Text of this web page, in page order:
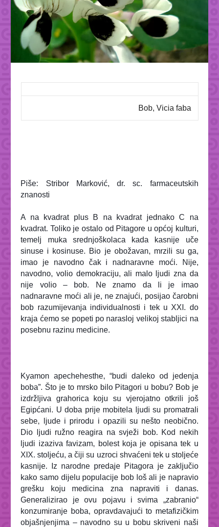
Bob, Vicia faba
Piše: Stribor Marković, dr. sc. farmaceutskih
znanosti
A na kvadrat plus B na kvadrat jednako C na
kvadrat. Toliko je ostalo od Pitagore u općoj kulturi,
temelj muka srednjoškolaca kada kasnije uče
sinuse i kosinuse. Bio je obožavan, mrzili su ga,
imao je navodno čak i nadnaravne moći. Nije,
navodno, volio demokraciju, ali malo ljudi zna da
nije volio – bob. Ne znamo da li je imao
nadnaravne moći ali je, ne znajući, posijao čarobni
bob razumijevanja individualnosti i tek u XXI. do
kraja ćemo se popeti po narasloj velikoj stabljici na
posebnu razinu medicine.
Kyamon apechehesthe, “budi daleko od jedenja
boba”. Što je to mrsko bilo Pitagori u bobu? Bob je
izdržljiva grahorica koju su vjerojatno otkrili još
Egipćani. U doba prije mobitela ljudi su promatrali
sebe, ljude i prirodu i opazili su nešto neobično.
Dio ljudi ružno reagira na svježi bob. Kod nekih
ljudi izazivafavizam, bolest koja je opisana tek u
XIX. stoljeću, a čiji su uzroci shvaćeni tek u stoljeće
kasnije. Iz narodne predaje Pitagora je zaključio
kako samo dijelu populacije bob loš ali je napravio
grešku koju medicina zna napraviti i danas.
Generalizirao je ovu pojavu i svima „zabranio“
konzumiranje boba, opravdavajući to metafizičkim
objašnjenjima – navodno su u bobu skriveni naši